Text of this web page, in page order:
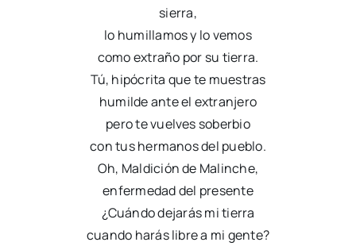
sierra,
lo humillamos y lo vemos
como extraño por su tierra.
Tú, hipócrita que te muestras
humilde ante el extranjero
pero te vuelves soberbio
con tus hermanos del pueblo.
Oh, Maldición de Malinche,
enfermedad del presente
¿Cuándo dejarás mi tierra
cuando harás libre a mi gente?